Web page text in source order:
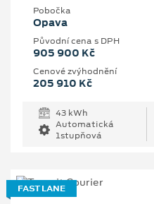
Pobočka
Opava
Původní cena s DPH
905 900 Kč
Cenové zvýhodnění
205 910 Kč
43 kWh
Automatická
1stupňová
FAST LANE